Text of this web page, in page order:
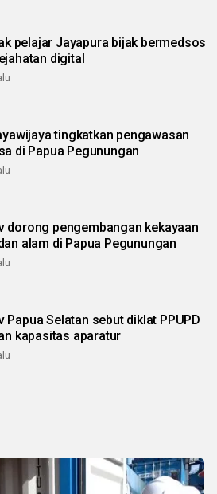
pelajar Jayapura bijak bermedsos
digital
tingkatkan pengawasan
di Papua Pegunungan
dorong pengembangan kekayaan
alam di Papua Pegunungan
Papua Selatan sebut diklat PPUPD
kapasitas aparatur